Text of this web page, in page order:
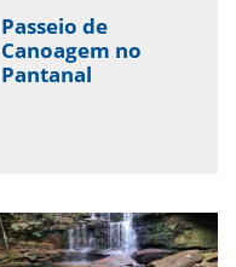
Passeio de
Canoagem no
Pantanal